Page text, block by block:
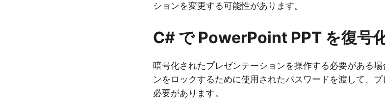
ションを変更する可能性があります。
C# で PowerPoint PPT を復号
暗号化されたプレゼンテーションを操作する必要がある
ンをロックするために使用されたパスワードを渡して、
必要があります。